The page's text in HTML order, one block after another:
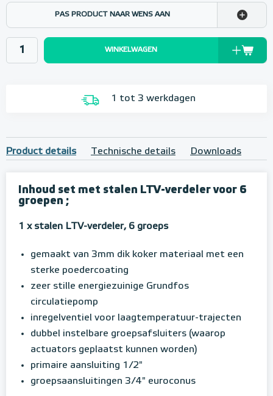
PAS PRODUCT NAAR WENS AAN
WINKELWAGEN
1 tot 3 werkdagen
Product details Technische details Downloads
Inhoud set met stalen LTV-verdeler voor 6
groepen ;
1 x stalen LTV-verdeler, 6 groeps
gemaakt van 3mm dik koker materiaal met een
sterke poedercoating
zeer stille energiezuinige Grundfos
circulatiepomp
inregelventiel voor laagtemperatuur-trajecten
dubbel instelbare groepsafsluiters (waarop
actuators geplaatst kunnen worden)
primaire aansluiting 1/2"
groepsaansluitingen 3/4" euroconus